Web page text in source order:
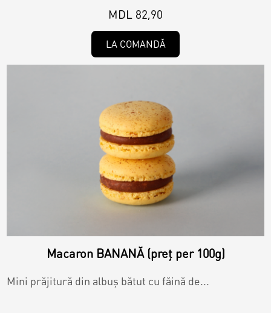
MDL 82,90
LA COMANDĂ
Macaron BANANĂ (preț per 100g)
Mini prăjitură din albuș bătut cu făină de...